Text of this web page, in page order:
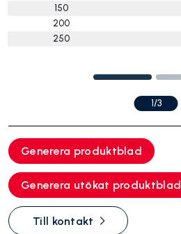
150
200
250
1/3
Generera produktblad
Generera utökat produktblad
Till kontakt